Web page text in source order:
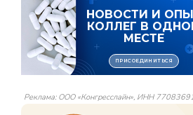
Реклама: ООО «Конгресслайн», ИНН